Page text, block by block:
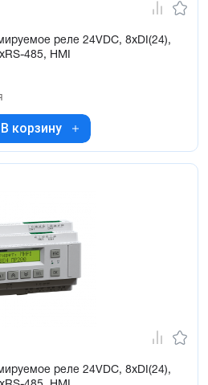
реле 24VDC, 8xDI(24),
485, HMI
В корзину
реле 24VDC, 8xDI(24),